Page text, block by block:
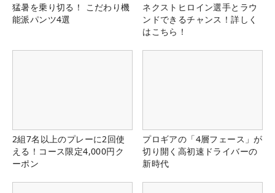
猛暑を乗り切る！ こだわり機
能派パンツ4選
ネクストヒロイン選手とラウ
ンドできるチャンス！詳しく
はこちら！
2組7名以上のプレーに2回使
える！コース限定4,000円ク
ーポン
プロギアの「4層フェース」が
切り開く高初速ドライバーの
新時代